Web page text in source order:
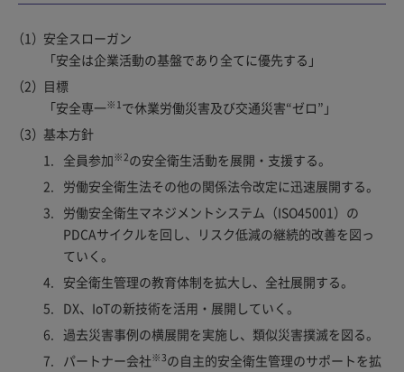
安全スローガン
「安全は企業活動の基盤であり全てに優先する」
目標
「安全専一※1 で休業労働災害及び交通災害“ゼロ”」
基本方針
全員参加※2の安全衛生活動を展開・支援する。
労働安全衛生法その他の関係法令改定に迅速展開する。
労働安全衛生マネジメントシステム（ISO45001）の
PDCAサイクルを回し、リスク低減の継続的改善を図っ
ていく。
安全衛生管理の教育体制を拡大し、全社展開する。
DX、IoTの新技術を活用・展開していく。
過去災害事例の横展開を実施し、類似災害撲滅を図る。
パートナー会社※3の自主的安全衛生管理のサポートを拡